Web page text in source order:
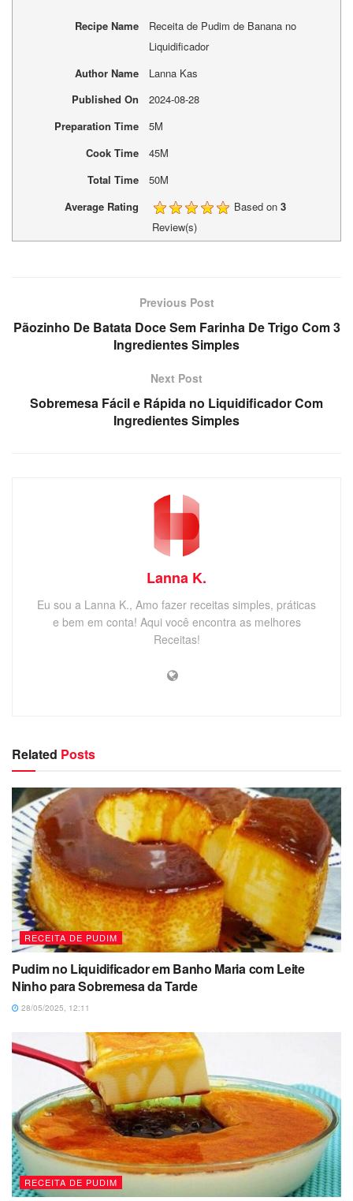
Recipe Name
Receita de Pudim de Banana no
Liquidificador
Author Name
Lanna Kas
Published On
2024-08-28
Preparation Time
5M
Cook Time
45M
Total Time
50M
Average Rating
Based on 3
Review(s)
Previous Post
Pãozinho De Batata Doce Sem Farinha De Trigo Com 3
Ingredientes Simples
Next Post
Sobremesa Fácil e Rápida no Liquidificador Com
Ingredientes Simples
Lanna K.
Eu sou a Lanna K., Amo fazer receitas simples, práticas
e bem em conta! Aqui você encontra as melhores
Receitas!
Related Posts
RECEITA DE PUDIM
Pudim no Liquidificador em Banho Maria com Leite
Ninho para Sobremesa da Tarde
28/05/2025, 12:11
RECEITA DE PUDIM